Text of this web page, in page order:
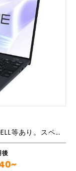
14 (Sonom
Rhino
タ処理が可能になるG
るため別途ダウンロ
ンテナンス、サポ
可能です。
【WindowsノートPC】NEC、富士通、DELL等あり。スペックに合わせてご提案します！
後